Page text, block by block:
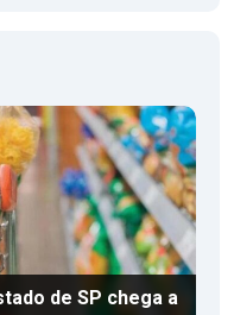
de SP chega a